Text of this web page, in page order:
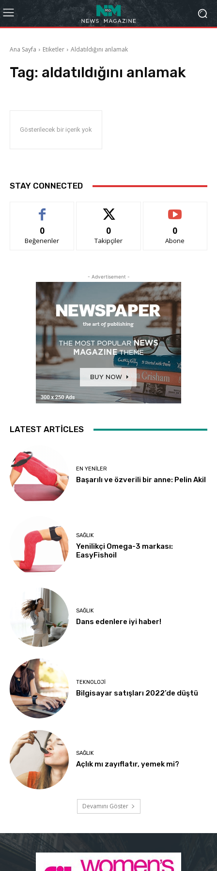
Ana Sayfa Etiketler Aldatıldığını anlamak
Tag: aldatıldığını anlamak
Gösterilecek bir içerik yok
STAY CONNECTED
0
Beğenenler
0
Takipçiler
0
Abone
- Advertisement -
LATEST ARTICLES
EN YENILER
Başarılı ve özverili bir anne: Pelin Akil
SAĞLIK
Yenilikçi Omega-3 markası:
EasyFishoil
SAĞLIK
Dans edenlere iyi haber!
TEKNOLOJI
Bilgisayar satışları 2022’de düştü
SAĞLIK
Açlık mı zayıflatır, yemek mi?
Devamını Göster